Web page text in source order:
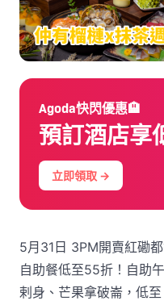
Agoda快閃優惠🏨
預訂酒店享
立即領取 →
5月31日 3PM開賣紅磡
自助餐低至55折！自助
剌身、芒果拿破崙，低